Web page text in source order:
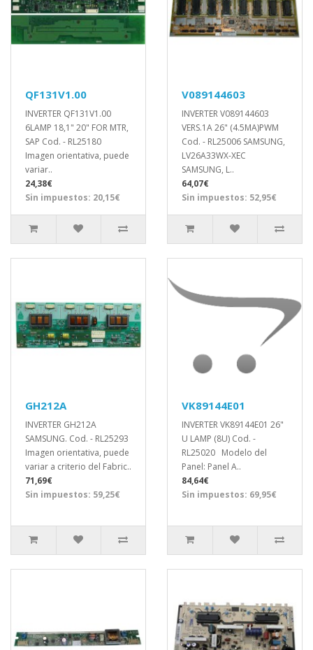
QF131V1.00
INVERTER QF131V1.00
6LAMP 18,1" 20" FOR MTR,
SAP Cod. - RL25180
Imagen orientativa, puede
variar..
24,38€
Sin impuestos: 20,15€
V089144603
INVERTER V089144603
VERS.1A 26" (4.5MA)PWM
Cod. - RL25006 SAMSUNG,
LV26A33WX-XEC
SAMSUNG, L..
64,07€
Sin impuestos: 52,95€
GH212A
INVERTER GH212A
SAMSUNG. Cod. - RL25293
Imagen orientativa, puede
variar a criterio del Fabric..
71,69€
Sin impuestos: 59,25€
VK89144E01
INVERTER VK89144E01 26"
U LAMP (8U) Cod. -
RL25020 Modelo del
Panel: Panel A..
84,64€
Sin impuestos: 69,95€